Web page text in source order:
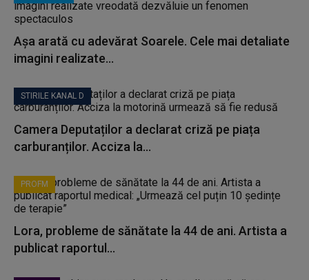
Așa arată cu adevărat Soarele. Cele mai detaliate
imagini realizate...
STIRILE KANAL D
Camera Deputaților a declarat criză pe piața
carburanților. Acciza la...
PROFM
Lora, probleme de sănătate la 44 de ani. Artista a
publicat raportul...